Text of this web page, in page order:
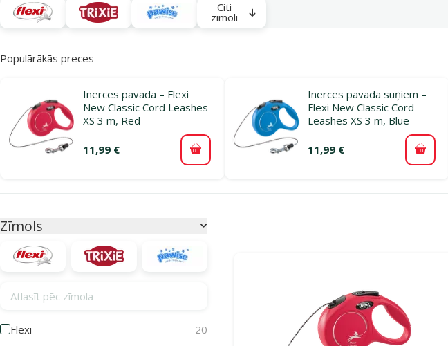
Citi
zīmoli
Populārākās preces
Inerces pavada – Flexi
New Classic Cord Leashes
XS 3 m, Red
11,99 € Pievienot grozam
Inerces pavada suņiem –
Flexi New Classic Cord
Leashes XS 3 m, Blue
11,99 €
Zīmols
Atlasīt pēc zīmola
Flexi
20